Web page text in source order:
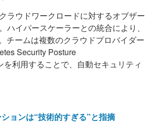
クラウドワークロードに対するオブザー
イパースケーラーとの統合により、
チームは複数のクラウドプロバイダー
Security Posture
利用することで、自動セキュリティ
ョンは“技術的すぎる”と指摘